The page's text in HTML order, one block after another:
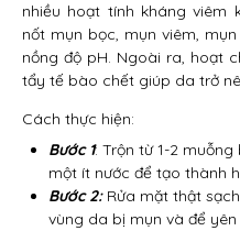
nhiều hoạt tính kháng viêm
nốt mụn bọc, mụn viêm,
nồng độ pH. Ngoài ra, hoạt
tẩy tế bào chết giúp da trở
Cách thực hiện:
Bước 1: Trộn từ 1-2
một ít nước để tạo thành
Bước 2:Rửa mặt thật
vùng da bị mụn và để